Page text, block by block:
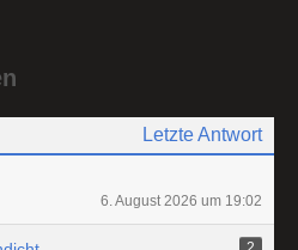
Letzte Antwort
6. August 2026 um 19:02